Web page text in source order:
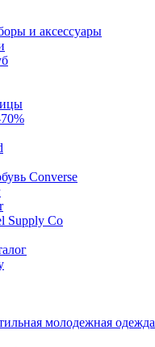
и аксессуары
Converse
Supply Co
молодежная одежда